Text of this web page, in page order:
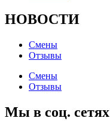
НОВОСТИ
Смены
Отзывы
Смены
Отзывы
Мы в соц. сетях